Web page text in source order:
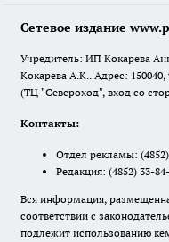
Сетевое издание
Учредитель: ИП Кокарева
Кокарева А.К.. Адрес:
(ТЦ "Североход", вход со
Контакты:
Отдел рекламы:
Редакция: (4852) 33-
Вся информация,
соответствии с
подлежит использованию